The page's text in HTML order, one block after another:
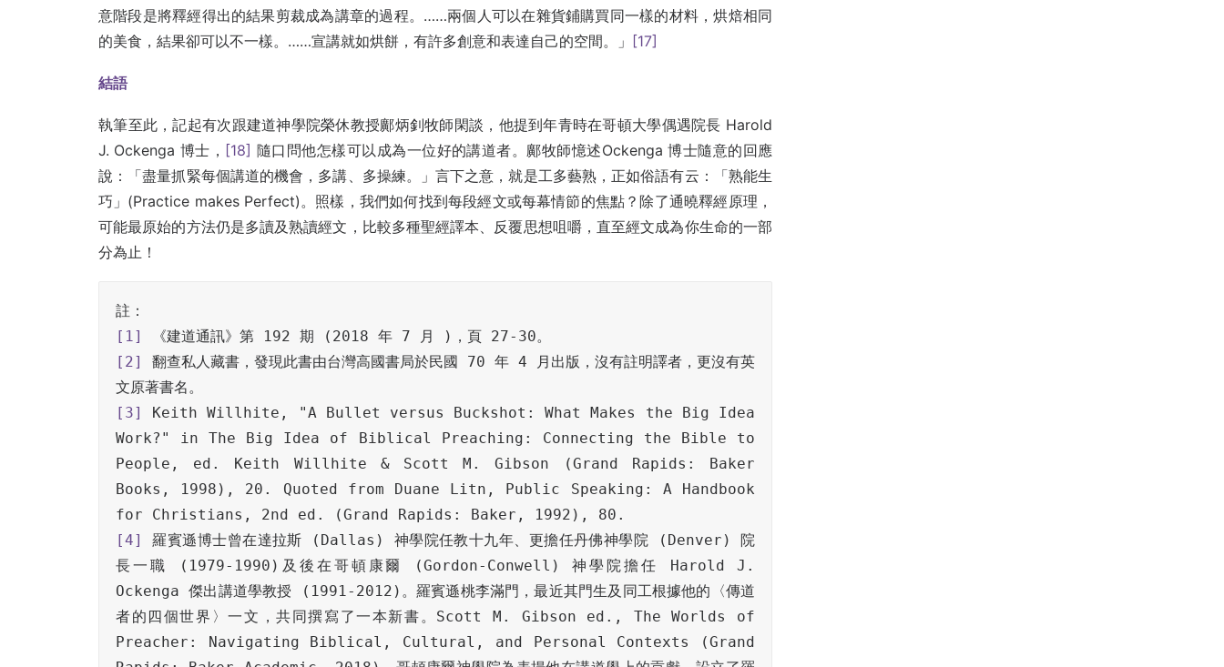
意階段是將釋經得出的結果剪裁成為講章的過程。……兩個人可以在雜貨鋪購買同一樣的材料，烘焙相同
的美食，結果卻可以不一樣。……宣講就如烘餅，有許多創意和表達自己的空間。」 [17]
結語
執筆至此，記起有次跟建道神學院榮休教授鄺炳釗牧師閑談，他提到年青時在哥頓大學偶遇院長 Harold
J. Ockenga 博士， [18] 隨口問他怎樣可以成為一位好的講道者。鄺牧師憶述Ockenga 博士隨意的回應
說：「盡量抓緊每個講道的機會，多講、多操練。」言下之意，就是工多藝熟，正如俗語有云：「熟能生
巧」(Practice makes Perfect)。照樣，我們如何找到每段經文或每幕情節的焦點？除了通曉釋經原理，
可能最原始的方法仍是多讀及熟讀經文，比較多種聖經譯本、反覆思想咀嚼，直至經文成為你生命的一部
分為止！
[1]
[2]
翻查私人藏書，發現此書由台灣高國書局於民國 70 年 4 月出版，沒有註明譯者，更沒有英
[3]
Keith Willhite, "A Bullet versus Buckshot: What Makes the Big Idea
Work?" in The Big Idea of Biblical Preaching: Connecting the Bible to
People, ed. Keith Willhite & Scott M. Gibson (Grand Rapids: Baker
Books, 1998), 20. Quoted from Duane Litn, Public Speaking: A Handbook
[4]
羅賓遜博士曾在達拉斯 (Dallas) 神學院任教十九年、更擔任丹佛神學院 (Denver) 院
長一職 (1979-1990)及後在哥頓康爾 (Gordon-Conwell) 神學院擔任 Harold J.
Ockenga 傑出講道學教授 (1991-2012)。羅賓遜桃李滿門，最近其門生及同工根據他的〈傳道
者的四個世界〉一文，共同撰寫了一本新書。Scott M. Gibson ed., The Worlds of
Preacher: Navigating Biblical, Cultural, and Personal Contexts (Grand